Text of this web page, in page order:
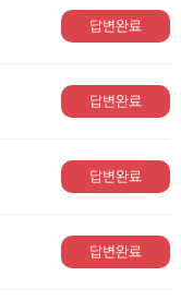
답변완료
답변완료
답변완료
답변완료